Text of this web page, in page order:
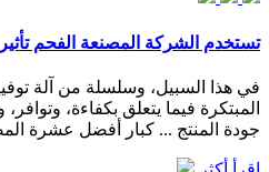
تستخدم الشركة المصنعة الفحم
في هذا السبيل، وسلسلة من آلة
المبتكرة فيما يتعلق بكفاءة،
جودة المنتج ... كبار أفضل عشرة